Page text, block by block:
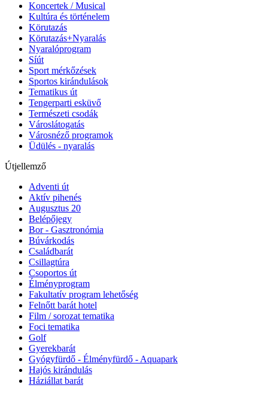
Koncertek / Musical
Kultúra és történelem
Körutazás
Körutazás+Nyaralás
Nyaralóprogram
Síút
Sport mérkőzések
Sportos kirándulások
Tematikus út
Tengerparti esküvő
Természeti csodák
Városlátogatás
Városnéző programok
Üdülés - nyaralás
Útjellemző
Adventi út
Aktív pihenés
Augusztus 20
Belépőjegy
Bor - Gasztronómia
Búvárkodás
Családbarát
Csillagtúra
Csoportos út
Élményprogram
Fakultatív program lehetőség
Felnőtt barát hotel
Film / sorozat tematika
Foci tematika
Golf
Gyerekbarát
Gyógyfürdő - Élményfürdő - Aquapark
Hajós kirándulás
Háziállat barát